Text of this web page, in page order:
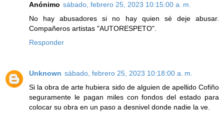
Anónimo sábado, febrero 25, 2023 10:15:00 a. m.
No hay abusadores si no hay quien sé deje abusar.
Compañeros artistas "AUTORESPETO".
Responder
Unknown sábado, febrero 25, 2023 10:18:00 a. m.
Si la obra de arte hubiera sido de alguien de apellido Cofiño
seguramente le pagan miles con fondos del estado para
colocar su obra en un paso a desnivel donde nadie la ve.